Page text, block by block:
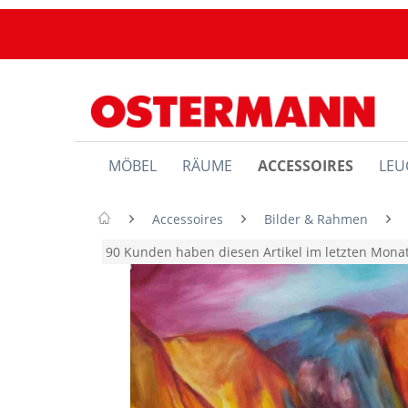
MÖBEL RÄUME ACCESSOIRES
Accessoires
Bilder & Rahmen
90 Kunden haben diesen Artikel im letzten